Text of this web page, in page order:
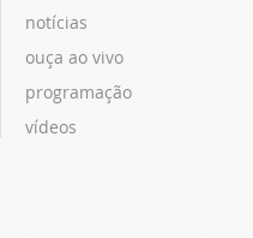
notícias
ouça ao vivo
programação
vídeos